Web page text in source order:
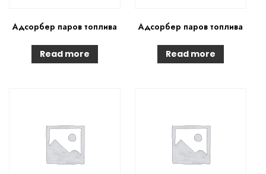
Адсорбер паров топлива
Read more
Адсорбер паров топлива
Read more